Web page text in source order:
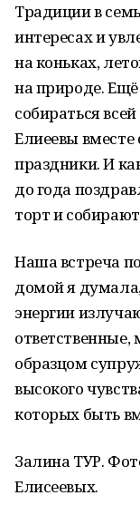
Традиции в
интересах и
на коньках,
на природе.
собираться
Елиеевы
праздники. И
до года
торт и
Наша встреча
домой я
энергии
ответственные,
образцом
высокого
которых быть
Залина ТУР.
Елисеевых.